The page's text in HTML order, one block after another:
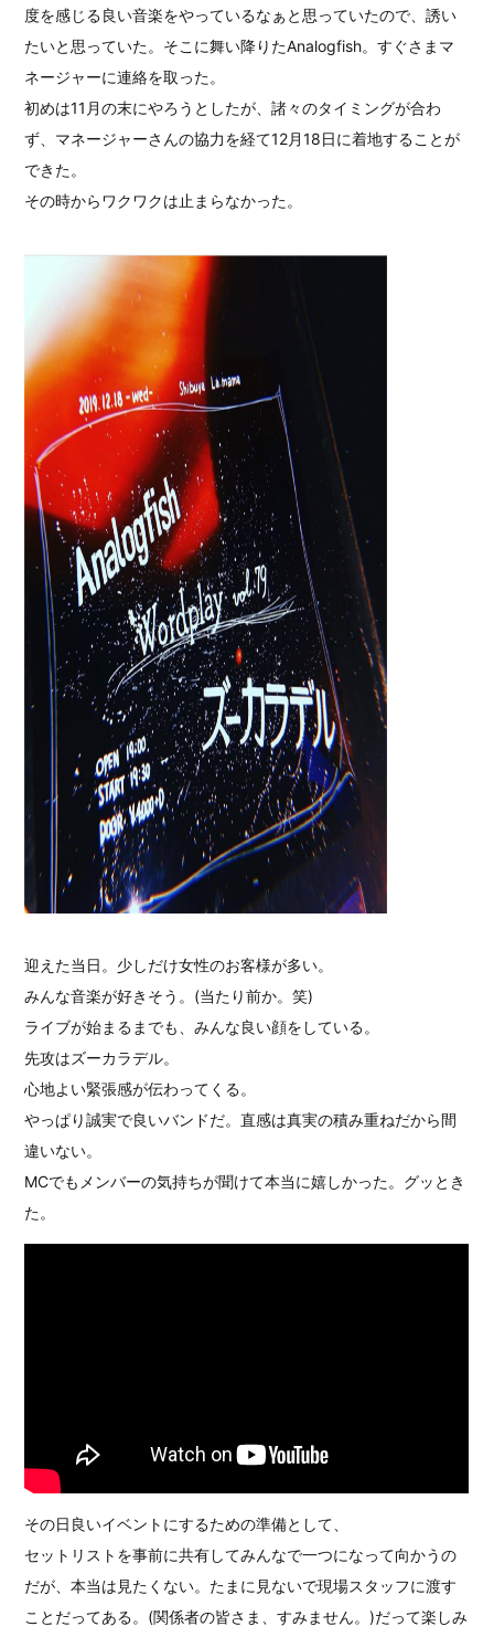
度を感じる良い音楽をやっているなぁと思っていたので、誘い
たいと思っていた。そこに舞い降りたAnalogfish。すぐさまマ
ネージャーに連絡を取った。
初めは11月の末にやろうとしたが、諸々のタイミングが合わ
ず、マネージャーさんの協力を経て12月18日に着地することが
できた。
その時からワクワクは止まらなかった。
迎えた当日。少しだけ女性のお客様が多い。
みんな音楽が好きそう。(当たり前か。笑)
ライブが始まるまでも、みんな良い顔をしている。
先攻はズーカラデル。
心地よい緊張感が伝わってくる。
やっぱり誠実で良いバンドだ。直感は真実の積み重ねだから間
違いない。
MCでもメンバーの気持ちが聞けて本当に嬉しかった。グッとき
た。
その日良いイベントにするための準備として、
セットリストを事前に共有してみんなで一つになって向かうの
だが、本当は見たくない。たまに見ないで現場スタッフに渡す
ことだってある。(関係者の皆さま、すみません。)だって楽しみ